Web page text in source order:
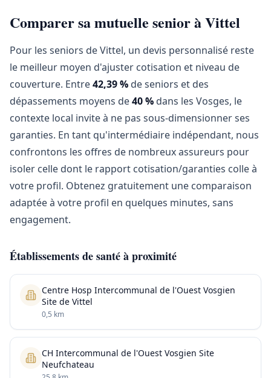
Comparer sa mutuelle senior à Vittel
Pour les seniors de Vittel, un devis personnalisé reste
le meilleur moyen d'ajuster cotisation et niveau de
couverture. Entre42,39 % de seniors et des
dépassements moyens de40 % dans les Vosges, le
contexte local invite à ne pas sous-dimensionner ses
garanties. En tant qu'intermédiaire indépendant, nous
confrontons les offres de nombreux assureurs pour
isoler celle dont le rapport cotisation/garanties colle à
votre profil. Obtenez gratuitement une comparaison
adaptée à votre profil en quelques minutes, sans
engagement.
Établissements de santé à proximité
Centre Hosp Intercommunal de l'Ouest Vosgien
Site de Vittel
0,5 km
CH Intercommunal de l'Ouest Vosgien Site
Neufchateau